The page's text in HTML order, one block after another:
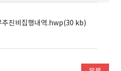
추진비집행내역.hwp(30 kb)